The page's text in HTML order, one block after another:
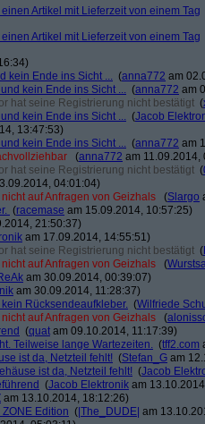
Artikel mit Lieferzeit von einem Tag
Artikel mit Lieferzeit von einem Tag
kein Ende ins Sicht ... (anna772 am
kein Ende ins Sicht ... (anna772 am
hat seine Registrierung nicht bestätigt (
kein Ende ins Sicht ... (Jacob
13:47:53)
kein Ende ins Sicht ... (anna772 am
(anna772 am 11.09.2014,
hat seine Registrierung nicht bestätigt (
04:01:04)
auf Anfragen von Geizhals (Slargo
(racemase am 15.09.2014, 10:57:25)
21:50:37)
am 17.09.2014, 14:55:51)
hat seine Registrierung nicht bestätigt (
auf Anfragen von Geizhals (
am 30.09.2014, 00:39:07)
am 30.09.2014, 11:28:37)
Rücksendeaufkleber. (Wilfriede
auf Anfragen von Geizhals (
(quat am 09.10.2014, 11:17:39)
Teilweise lange Wartezeiten. (tff2.com
ist da, Netzteil fehlt! (Stefan_G am
ist da, Netzteil fehlt! (Jacob
(Jacob Elektronik am
am 13.10.2014, 18:12:26)
Edition ( |The_DUDE| am